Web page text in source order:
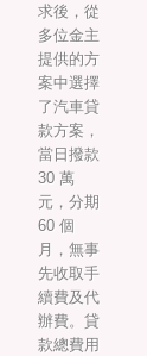
求後，從
多位金主
提供的方
案中選擇
了汽車貸
款方案，
當日撥款
30 萬
元，分期
60 個
月，無事
先收取手
續費及代
辦費。貸
款總費用